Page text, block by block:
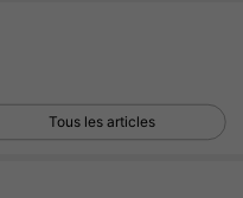
Tous les articles